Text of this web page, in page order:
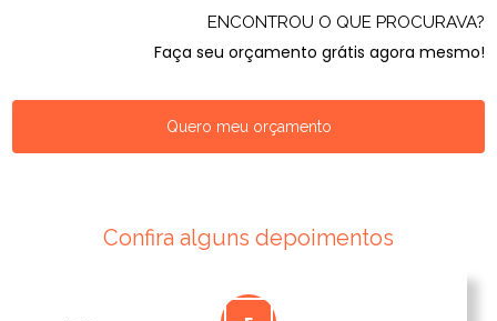
ENCONTROU O QUE PROCURAVA?
Faça seu orçamento grátis agora mesmo!
Quero meu orçamento
Confira alguns depoimentos